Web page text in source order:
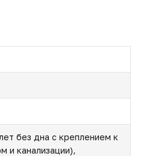
без дна с креплением к
и канализации),